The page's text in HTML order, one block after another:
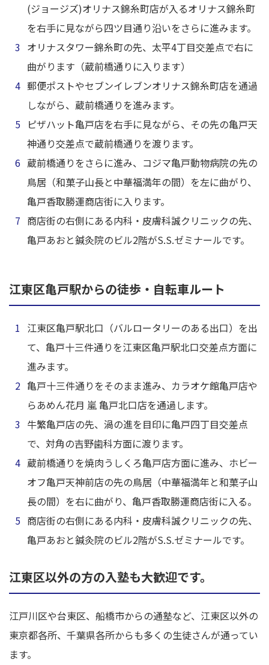
(ジョージズ)オリナス錦糸町店が入るオリナス錦糸町
を右手に見ながら四ツ目通り沿いをさらに進みます。
オリナスタワー錦糸町の先、太平4丁目交差点で右に
曲がります（蔵前橋通りに入ります）
郵便ポストやセブンイレブンオリナス錦糸町店を通過
しながら、蔵前橋通りを進みます。
ピザハット亀戸店を右手に見ながら、その先の亀戸天
神通り交差点で蔵前橋通りを渡ります。
蔵前橋通りをさらに進み、コジマ亀戸動物病院の先の
鳥居（和菓子山長と中華福満年の間）を左に曲がり、
亀戸香取勝運商店街に入ります。
商店街の右側にある内科・皮膚科誠クリニックの先、
亀戸あおと鍼灸院のビル2階がS.S.ゼミナールです。
江東区亀戸駅からの徒歩・自転車ルート
江東区亀戸駅北口（バルロータリーのある出口）を出
て、亀戸十三件通りを江東区亀戸駅北口交差点方面に
進みます。
亀戸十三件通りをそのまま進み、カラオケ館亀戸店や
らあめん花月 嵐 亀戸北口店を通過します。
牛繁亀戸店の先、渦の進を目印に亀戸四丁目交差点
で、対角の吉野歯科方面に渡ります。
蔵前橋通りを焼肉うしくろ亀戸店方面に進み、ホビー
オフ亀戸天神前店の先の鳥居（中華福満年と和菓子山
長の間）を右に曲がり、亀戸香取勝運商店街に入る。
商店街の右側にある内科・皮膚科誠クリニックの先、
亀戸あおと鍼灸院のビル2階がS.S.ゼミナールです。
江東区以外の方の入塾も大歓迎です。
江戸川区や台東区、船橋市からの通塾など、江東区以外の
東京都各所、千葉県各所からも多くの生徒さんが通ってい
ます。